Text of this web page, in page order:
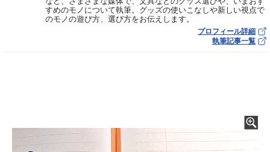
すめのモノについて執筆。グッズの使いこなしや新しい視点で
のモノの遊び方、選び方をお伝えします。
プロフィール詳細
執筆記事一覧